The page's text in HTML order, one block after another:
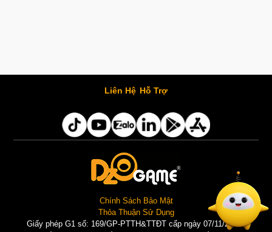
Liên Hệ Hỗ Trợ
Chính Sách Bảo Mật
Thỏa Thuận Sử Dụng
Giấy phép G1 số: 169/GP-PTTH&TTĐT cấp ngày 07/11/2025 |